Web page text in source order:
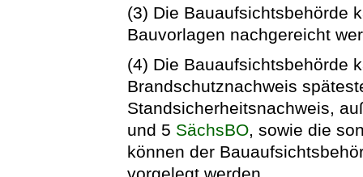
(3) Die Bauaufsichtsbehörde
Bauvorlagen nachgereicht
(4) Die Bauaufsichtsbehörde
Brandschutznachweis
Standsicherheitsnachweis,
und 5 SächsBO, sowie die
können der